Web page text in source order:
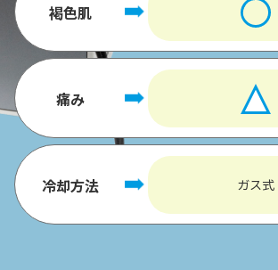
褐色肌
痛み
冷却方法 ガス式